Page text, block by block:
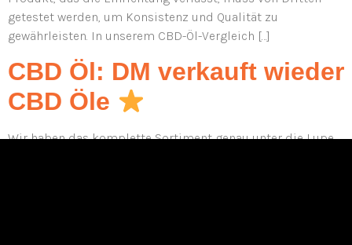
getestet werden, um Konsistenz und Qualität zu
gewährleisten. In unserem CBD-Öl-Vergleich […]
CBD Öl: DM verkauft wieder
CBD Öle
Wir haben das komplette Sortiment genau unter die Lupe